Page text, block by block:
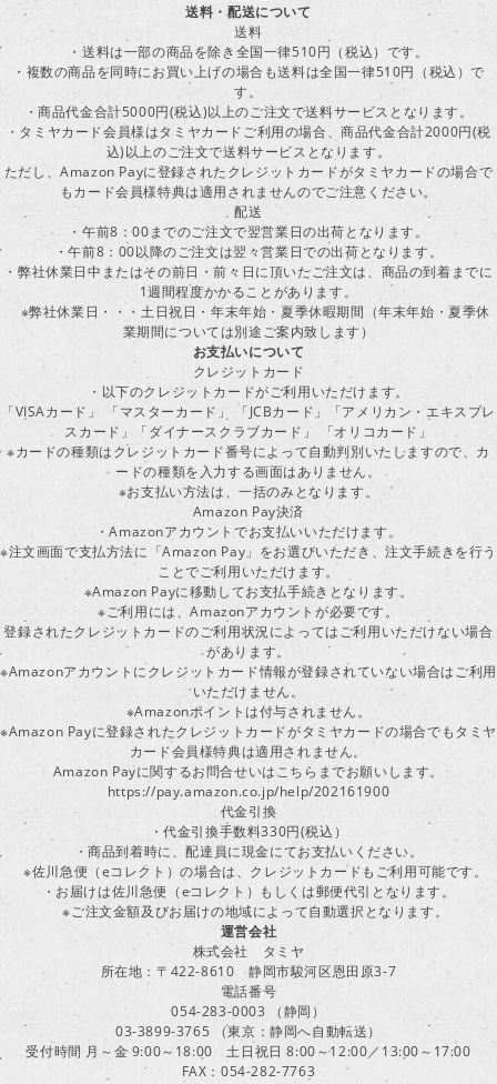
送料・配送について
送料
・送料は一部の商品を除き全国一律510円（税込）です。
・複数の商品を同時にお買い上げの場合も送料は全国一律510円（税込）で
す。
・商品代金合計5000円(税込)以上のご注文で送料サービスとなります。
・タミヤカード会員様はタミヤカードご利用の場合、商品代金合計2000円(税
込)以上のご注文で送料サービスとなります。
ただし、Amazon Payに登録されたクレジットカードがタミヤカードの場合で
もカード会員様特典は適用されませんのでご注意ください。
配送
・午前8：00までのご注文で翌営業日の出荷となります。
・午前8：00以降のご注文は翌々営業日での出荷となります。
・弊社休業日中またはその前日・前々日に頂いたご注文は、商品の到着までに
1週間程度かかることがあります。
※弊社休業日・・・土日祝日・年末年始・夏季休暇期間（年末年始・夏季休
業期間については別途ご案内致します）
お支払いについて
クレジットカード
・以下のクレジットカードがご利用いただけます。
「VISAカード」 「マスターカード」 「JCBカード」「アメリカン・エキスプレ
スカード」「ダイナースクラブカード」 「オリコカード」
※カードの種類はクレジットカード番号によって自動判別いたしますので、カ
ードの種類を入力する画面はありません。
※お支払い方法は、一括のみとなります。
Amazon Pay決済
・Amazonアカウントでお支払いいただけます。
※注文画面で支払方法に「Amazon Pay」をお選びいただき、注文手続きを行う
ことでご利用いただけます。
※Amazon Payに移動してお支払手続きとなります。
※ご利用には、Amazonアカウントが必要です。
登録されたクレジットカードのご利用状況によってはご利用いただけない場合
があります。
※Amazonアカウントにクレジットカード情報が登録されていない場合はご利用
いただけません。
※Amazonポイントは付与されません。
※Amazon Payに登録されたクレジットカードがタミヤカードの場合でもタミヤ
カード会員様特典は適用されません。
Amazon Payに関するお問合せいはこちらまでお願いします。
https://pay.amazon.co.jp/help/202161900
代金引換
・代金引換手数料330円(税込）
・商品到着時に、配達員に現金にてお支払いください。
※佐川急便（eコレクト）の場合は、クレジットカードもご利用可能です。
・お届けは佐川急便（eコレクト）もしくは郵便代引となります。
※ご注文金額及びお届けの地域によって自動選択となります。
運営会社
株式会社 タミヤ
所在地：〒422-8610 静岡市駿河区恩田原3-7
電話番号
054-283-0003 （静岡）
03-3899-3765 （東京：静岡へ自動転送）
受付時間 月～金 9:00～18:00 土日祝日 8:00～12:00／13:00～17:00
FAX：054-282-7763